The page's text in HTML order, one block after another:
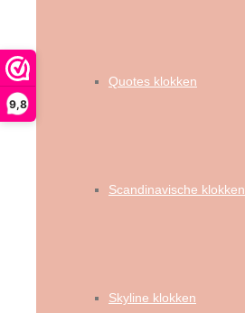
9,8
Quotes klokken
Scandinavische klokken
Skyline klokken